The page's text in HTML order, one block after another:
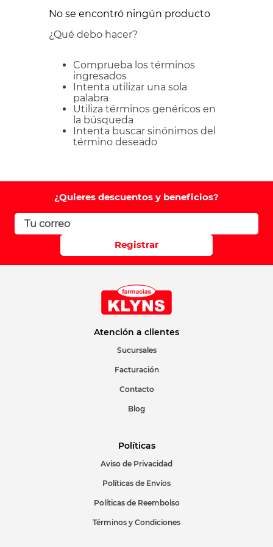
No se encontró ningún producto
¿Qué debo hacer?
Comprueba los términos
ingresados
Intenta utilizar una sola
palabra
Utiliza términos genéricos en
la búsqueda
Intenta buscar sinónimos del
término deseado
¿Quieres descuentos y beneficios?
Registrar
Atención a clientes
Sucursales
Facturación
Contacto
Blog
Políticas
Aviso de Privacidad
Políticas de Envíos
Políticas de Reembolso
Términos y Condiciones